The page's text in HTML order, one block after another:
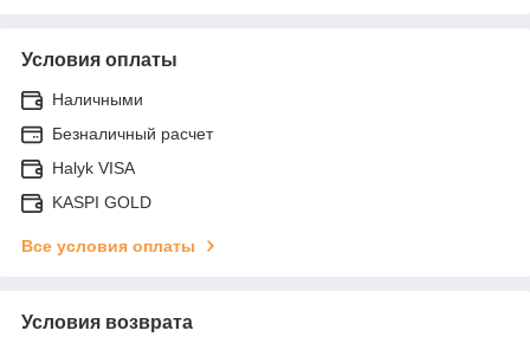
Условия оплаты
Наличными
Безналичный расчет
Halyk VISA
KASPI GOLD
Все условия оплаты
Условия возврата